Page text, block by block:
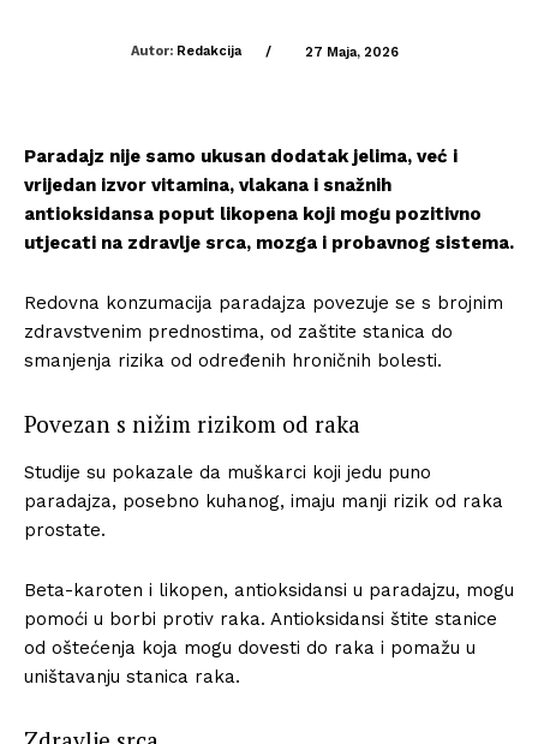
Autor: Redakcija / 27 Maja, 2026
Paradajz nije samo ukusan dodatak jelima, već i
vrijedan izvor vitamina, vlakana i snažnih
antioksidansa poput likopena koji mogu pozitivno
utjecati na zdravlje srca, mozga i probavnog sistema.
Redovna konzumacija paradajza povezuje se s brojnim
zdravstvenim prednostima, od zaštite stanica do
smanjenja rizika od određenih hroničnih bolesti.
Povezan s nižim rizikom od raka
Studije su pokazale da muškarci koji jedu puno
paradajza, posebno kuhanog, imaju manji rizik od raka
prostate.
Beta-karoten i likopen, antioksidansi u paradajzu, mogu
pomoći u borbi protiv raka. Antioksidansi štite stanice
od oštećenja koja mogu dovesti do raka i pomažu u
uništavanju stanica raka.